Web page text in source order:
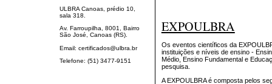
ULBRA Canoas, prédio 10,
sala 318.
Av. Farroupilha, 8001, Bairro
São José, Canoas (RS).
Email: certificados@ulbra.br
Telefone: (51) 3477-9151
EXPOULBRA
Os eventos científicos da
instituições e níveis de ensino -
Médio, Ensino Fundamental e
pesquisa.
A EXPOULBRA é composta pelos